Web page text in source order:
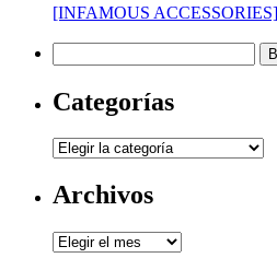
[INFAMOUS ACCESSORIES]
Categorías
Categorías
Archivos
Archivos